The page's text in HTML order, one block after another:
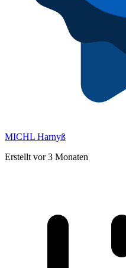
MICHL Harnyß
Erstellt vor 3 Monaten